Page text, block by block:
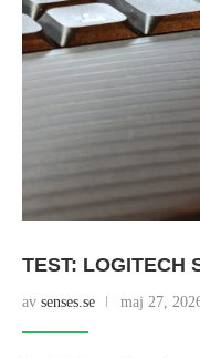
TEST: LOGITECH
av senses.se maj 27,